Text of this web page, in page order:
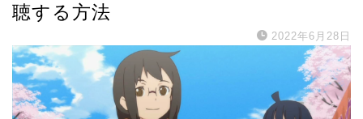
聴する方法
2022年6月28日